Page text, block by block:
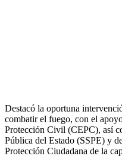
Destacó la oportuna
combatir el fuego, con el
Protección Civil (CEPC), así
Pública del Estado (SSPE) y
Protección Ciudadana de la